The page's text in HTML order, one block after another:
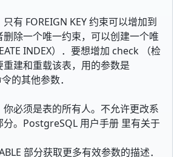
有 FOREIGN KEY 约束可以增加到
除一个唯一约束，可以创建一个唯
INDEX）．要想增加 check （检
建和重载该表，用的参数是
的其他参数．
必须是表的所有人。不允许更改系
分。PostgreSQL 用户手册 里有关于
部分获取更多有效参数的描述．